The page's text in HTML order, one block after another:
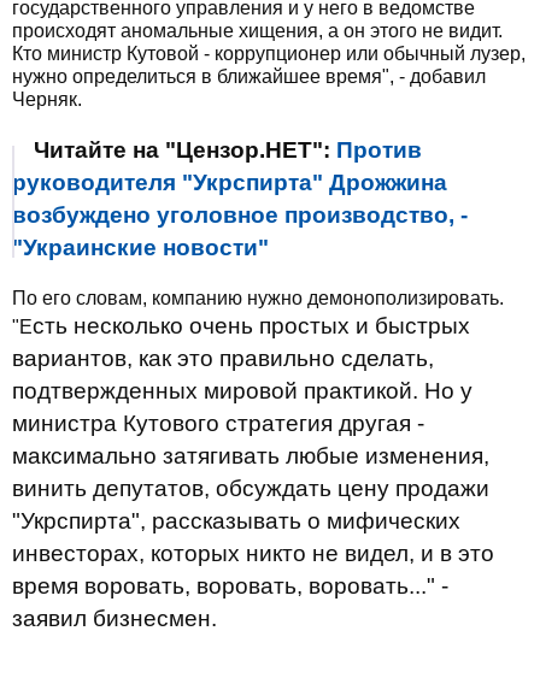
государственного управления и у него в ведомстве
происходят аномальные хищения, а он этого не видит.
Кто министр Кутовой - коррупционер или обычный лузер,
нужно определиться в ближайшее время", - добавил
Черняк.
Читайте на "Цензор.НЕТ": Против
руководителя "Укрспирта" Дрожжина
возбуждено уголовное производство, -
"Украинские новости"
По его словам, компанию нужно демонополизировать.
"Есть несколько очень простых и быстрых
вариантов, как это правильно сделать,
подтвержденных мировой практикой. Но у
министра Кутового стратегия другая -
максимально затягивать любые изменения,
винить депутатов, обсуждать цену продажи
"Укрспирта", рассказывать о мифических
инвесторах, которых никто не видел, и в это
время воровать, воровать, воровать..." -
заявил бизнесмен.